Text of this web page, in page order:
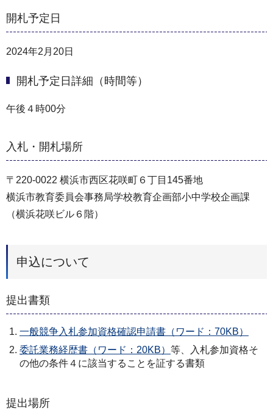
開札予定日
2024年2月20日
開札予定日詳細（時間等）
午後４時00分
入札・開札場所
〒220-0022 横浜市西区花咲町６丁目145番地
横浜市教育委員会事務局学校教育企画部小中学校企画課
（横浜花咲ビル６階）
申込について
提出書類
一般競争入札参加資格確認申請書（ワード：70KB）
委託業務経歴書（ワード：20KB） 等、入札参加資格そ
の他の条件４に該当することを証する書類
提出場所